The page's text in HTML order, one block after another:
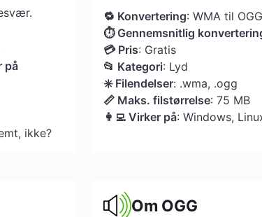
på
ikke?
🔁 Konvertering: WMA til OGG
⏱ Gennemsnitlig
💳 Pris: Gratis
📂 Kategori: Lyd
✳️ Filendelser: .wma, .ogg
📏 Maks. filstørrelse: 75 MB
👩‍💻 Virker på: Windows,
Om OGG